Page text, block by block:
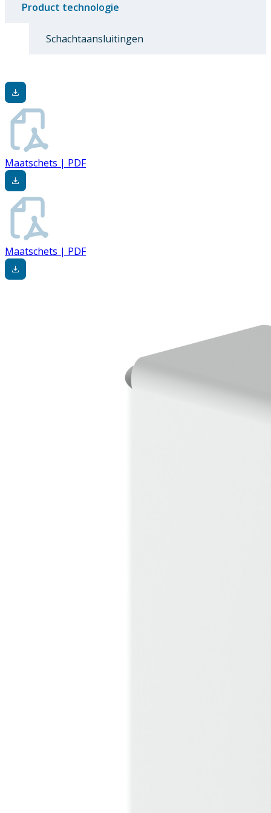
Product technologie
Schachtaansluitingen
Maatschets | PDF
Maatschets | PDF